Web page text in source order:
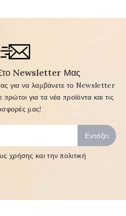
Στο Newsletter Μας
για να λαμβάνετε το Newsletter
για τα νέα προϊόντα και τις
μας!
χρήσης και την πολιτική